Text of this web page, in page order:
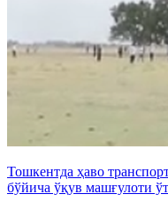
Тошкентда ҳаво
бўйича ўқув машғулоти